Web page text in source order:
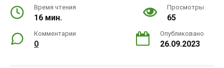
Время чтения
16 мин.
Просмотры
65
Комментарии
0
Опубликовано
26.09.2023